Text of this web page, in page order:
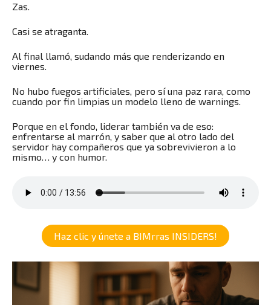
Zas.
Casi se atraganta.
Al final llamó, sudando más que renderizando en
viernes.
No hubo fuegos artificiales, pero sí una paz rara, como
cuando por fin limpias un modelo lleno de warnings.
Porque en el fondo, liderar también va de eso:
enfrentarse al marrón, y saber que al otro lado del
servidor hay compañeros que ya sobrevivieron a lo
mismo… y con humor.
Haz clic y únete a BIMrras INSIDERS!